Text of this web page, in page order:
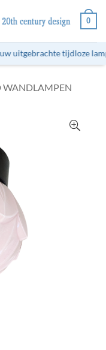
0
uitgebrachte tijdloze
WANDLAMPEN